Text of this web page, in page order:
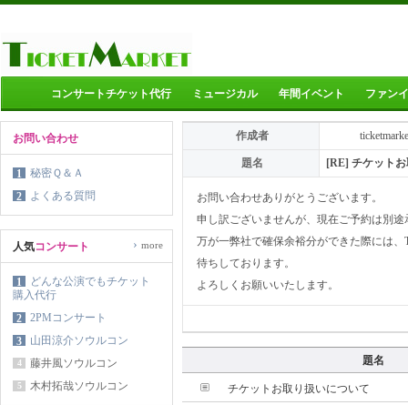
コンサートチケット代行 ミュージカル 年間イベント ファン
お問い合わせ
1
秘密Ｑ＆Ａ
2
よくある質問
人気コンサート
1
どんな公演でもチケット
購入代行
2
2PMコンサート
3
山田涼介ソウルコン
4 藤井風ソウルコン
5 木村拓哉ソウルコン
› more
作成者
題名 [RE] チケット
お問い合わせありがとうございます。
申し訳ございませんが、現在ご予約は別
万が一弊社で確保余裕分ができた際には
待ちしております。
よろしくお願いいたします。
題名
チケットお取り扱いについて